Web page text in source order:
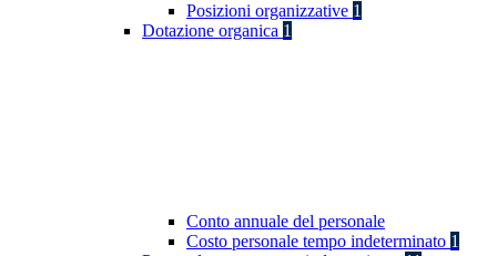
Posizioni organizzative 1
Dotazione organica 1
Conto annuale del personale
Costo personale tempo indeterminato 1